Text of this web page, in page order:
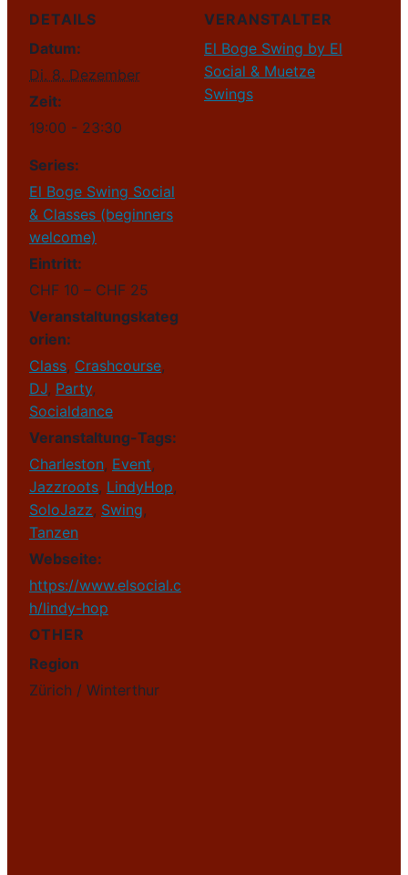
DETAILS
Datum:
Di. 8. Dezember
Zeit:
19:00 - 23:30
Series:
El Boge Swing Social
& Classes (beginners
welcome)
Eintritt:
CHF 10 – CHF 25
Veranstaltungskateg
orien:
Class, Crashcourse,
DJ, Party,
Socialdance
Veranstaltung-Tags:
Charleston, Event,
Jazzroots, LindyHop,
SoloJazz, Swing,
Tanzen
Webseite:
https://www.elsocial.c
h/lindy-hop
VERANSTALTER
El Boge Swing by El
Social & Muetze
Swings
OTHER
Region
Zürich / Winterthur